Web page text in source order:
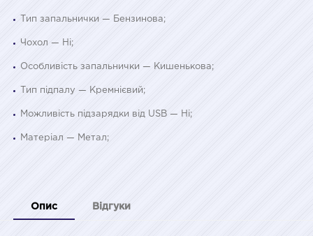
Тип запальнички — Бензинова;
Чохол — Ні;
Особливість запальнички — Кишенькова;
Тип підпалу — Кремнієвий;
Можливість підзарядки від USB — Ні;
Матеріал — Метал;
Опис Відгуки